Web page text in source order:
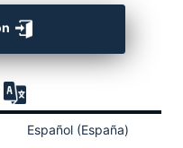
Español (España)